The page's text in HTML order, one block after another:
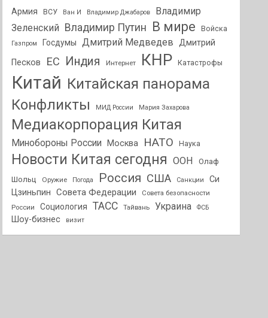
Армия ВСУ Ван И Владимир Джабаров
Владимир
Зеленский
Владимир Путин В мире Войска
Газпром Госдумы Дмитрий Медведев
Дмитрий
Песков
ЕС Индия Интернет КНР Катастрофы
Китай Китайская панорама
Конфликты
МИД России Мария Захарова
Медиакорпорация Китая
Минобороны России Москва НАТО Наука
Новости Китая сегодня ООН
Олаф
Шольц
Оружие Погода Россия США Санкции
Си
Цзиньпин
Совета Федерации
Совета безопасности
России
Социология ТАСС Тайвань Украина ФСБ
Шоу-бизнес визит